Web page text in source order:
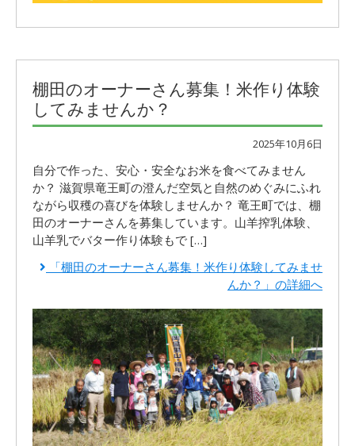
棚田のオーナーさん募集！米作り体験
してみませんか？
2025年10月6日
自分で作った、安心・安全なお米を食べてみません
か？ 滋賀県竜王町の澄んだ空気と自然のめぐみにふれ
ながら収穫の喜びを体験しませんか？ 竜王町では、棚
田のオーナーさんを募集しています。山羊搾乳体験、
山羊乳でバター作り体験もで […]
「棚田のオーナーさん募集！米作り体験してみませ
んか？」の詳細へ